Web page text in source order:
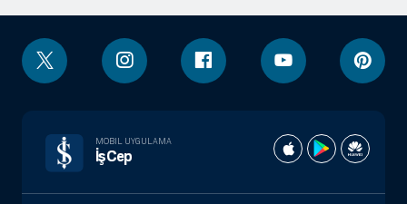
MOBIL UYGULAMA
İşCep